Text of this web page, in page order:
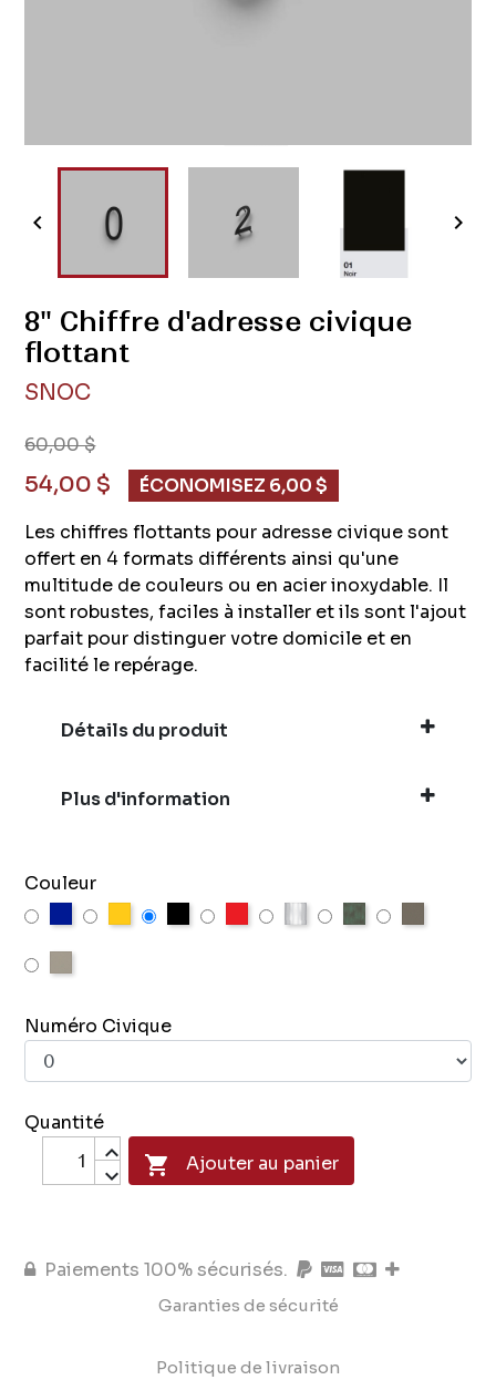
 
8" Chiffre d'adresse civique
flottant
SNOC
60,00 $
54,00 $
ÉCONOMISEZ 6,00 $
Les chiffres flottants pour adresse civique sont
offert en 4 formats différents ainsi qu'une
multitude de couleurs ou en acier inoxydable. Il
sont robustes, faciles à installer et ils sont l'ajout
parfait pour distinguer votre domicile et en
facilité le repérage.
Détails du produit
Plus d'information
Couleur
Bleu
Jaune Noir Rouge Stainless Steel
Vert
Numéro Civique
Quantité
 Ajouter au panier
Paiements 100% sécurisés.
Garanties de sécurité
Politique de livraison